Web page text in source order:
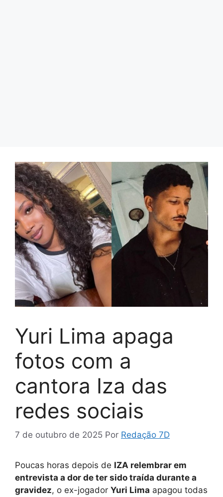
Yuri Lima apaga
fotos com a
cantora Iza das
redes sociais
7 de outubro de 2025 Por Redação 7D
Poucas horas depois de IZA relembrar em
entrevista a dor de ter sido traída durante a
gravidez, o ex-jogador Yuri Lima apagou todas